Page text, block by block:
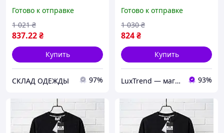
Готово к отправке
837.22₴
1 021 ₴
Купить
СКЛАД ОДЕЖДЫ 97%
Готово к отправке
824₴
1 030 ₴
Купить
LuxTrend — магазин трендовой одежды 93%